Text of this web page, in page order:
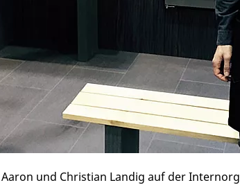
und Christian Landig auf der